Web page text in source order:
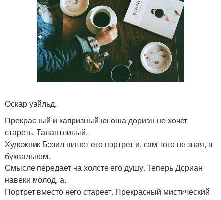
Оскар уайльд.
Прекрасный и капризный юноша дориан не хочет
стареть. Талантливый.
Художник Бэзил пишет его портрет и, сам того не зная, в
буквальном.
Смысле передает на холсте его душу. Теперь Дориан
навеки молод, а.
Портрет вместо него стареет. Прекрасный мистический